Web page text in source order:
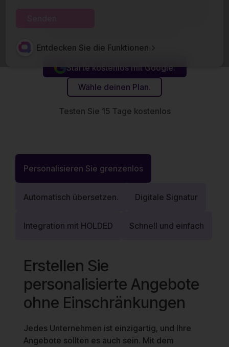
Starte kostenlos mit Google.
Wähle deinen Plan.
Testen Sie 15 Tage kostenlos
Personalisieren Sie grenzenlos
Automatisch übersetzen. Digitale Signatur
Integration mit HOLDED Schnell und einfach
Erstellen Sie
personalisierte Angebote
ohne Einschränkungen
Jedes Unternehmen ist einzigartig, und Ihre
Angebote sollten es auch sein. Mit dem
Entdecken Sie die Funktionen